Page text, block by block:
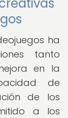
ha
tanto
en la
de
de los
a los